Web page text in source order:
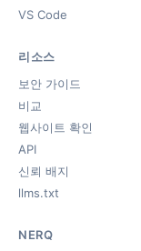
VS Code
리소스
보안 가이드
비교
웹사이트 확인
API
신뢰 배지
llms.txt
NERQ